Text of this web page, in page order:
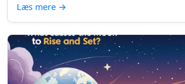
Læs mere →